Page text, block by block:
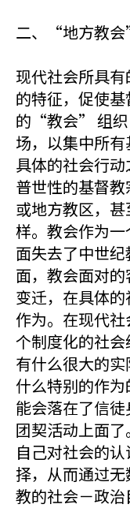
二、“地方教
现代社会所具
的特征，促使
的“教会” 组织
场，以集中所
具体的社会行
普世性的基督
或地方教区，
样。教会作为
面失去了中世
面，教会面对
变迁，在具体
作为。在现代
个制度化的社
有什么很大的
什么特别的作
能会落在了信
团契活动上面
自己对社会的
择，从而通过
教的社会－政治